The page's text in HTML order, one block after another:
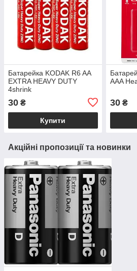
Батарейка KODAK R6 AA
EXTRA HEAVY DUTY
4shrink
30 ₴
Купити
AAA
30₴
Акційні пропозиції та новинки